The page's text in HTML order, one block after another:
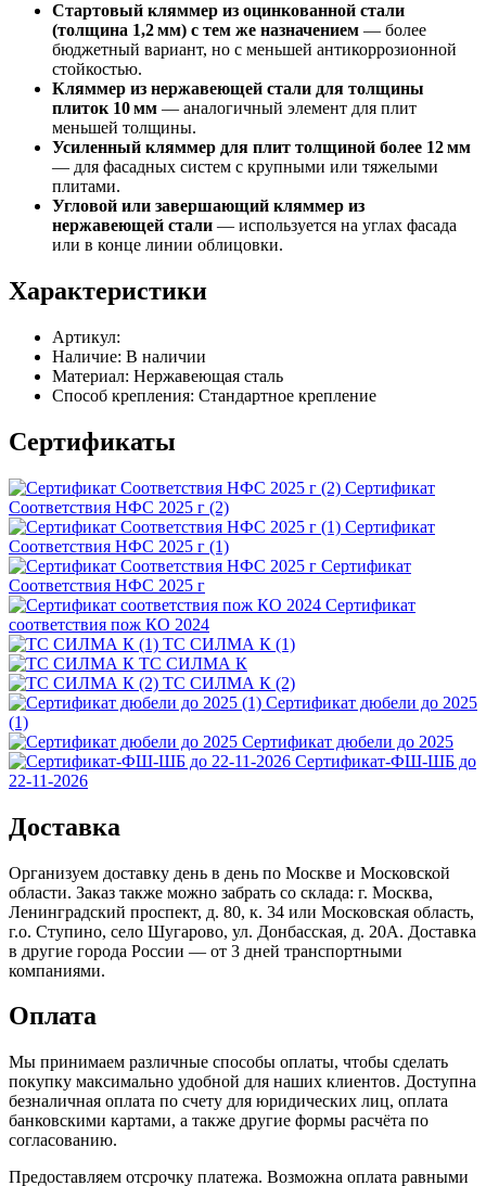
Стартовый кляммер из оцинкованной стали
(толщина 1,2 мм) с тем же назначением — более
бюджетный вариант, но с меньшей антикоррозионной
стойкостью.
Кляммер из нержавеющей стали для толщины
плиток 10 мм — аналогичный элемент для плит
меньшей толщины.
Усиленный кляммер для плит толщиной более 12 мм
— для фасадных систем с крупными или тяжелыми
плитами.
Угловой или завершающий кляммер из
нержавеющей стали — используется на углах фасада
или в конце линии облицовки.
Характеристики
Артикул:
Наличие: В наличии
Материал: Нержавеющая сталь
Способ крепления: Стандартное крепление
Сертификаты
Сертификат
Соответствия НФС 2025 г (2)
Сертификат
Соответствия НФС 2025 г (1)
Сертификат
Соответствия НФС 2025 г
Сертификат
соответствия пож КО 2024
ТС СИЛМА К (1)
ТС СИЛМА К
ТС СИЛМА К (2)
Сертификат дюбели до 2025
(1)
Сертификат дюбели до 2025
Сертификат-ФШ-ШБ до
22-11-2026
Доставка
Организуем доставку день в день по Москве и Московской
области. Заказ также можно забрать со склада: г. Москва,
Ленинградский проспект, д. 80, к. 34 или Московская область,
г.о. Ступино, село Шугарово, ул. Донбасская, д. 20А. Доставка
в другие города России — от 3 дней транспортными
компаниями.
Оплата
Мы принимаем различные способы оплаты, чтобы сделать
покупку максимально удобной для наших клиентов. Доступна
безналичная оплата по счету для юридических лиц, оплата
банковскими картами, а также другие формы расчёта по
согласованию.
Предоставляем отсрочку платежа. Возможна оплата равными